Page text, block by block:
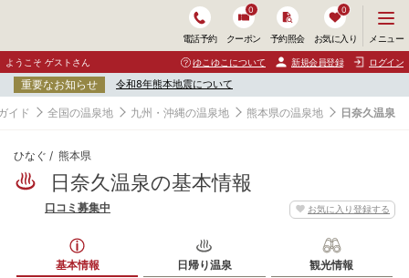
電話予約 クーポン
0
予約照会 お気に入り
0
ニ
ュ
ー
開
く
メニュー
ようこそ ゲストさん ゆこゆこについて 新規会員登録 ログイン
重要なお知らせ 令和8年熊本地震について
イド 全国の温泉地 九州・沖縄の温泉地 熊本県の温泉地 日奈久温泉
ひなぐ 熊本県
日奈久温泉の基本情報
お気に入り登録する
口コミ募集中
基本情報 日帰り温泉 観光情報